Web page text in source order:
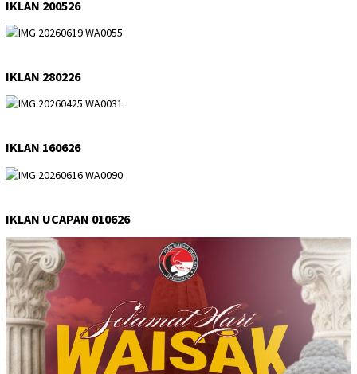
IKLAN 200526
IKLAN 280226
IKLAN 160626
IKLAN UCAPAN 010626